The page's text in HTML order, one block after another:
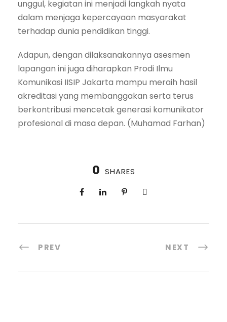
unggul, kegiatan ini menjadi langkah nyata
dalam menjaga kepercayaan masyarakat
terhadap dunia pendidikan tinggi.
Adapun, dengan dilaksanakannya asesmen
lapangan ini juga diharapkan Prodi Ilmu
Komunikasi IISIP Jakarta mampu meraih hasil
akreditasi yang membanggakan serta terus
berkontribusi mencetak generasi komunikator
profesional di masa depan. (Muhamad Farhan)
0 SHARES
PREV NEXT